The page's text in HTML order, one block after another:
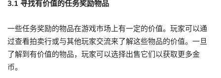
3.1 寻找有价值的任务奖励物品
一些任务奖励的物品在游戏市场上有一定的价值。玩家可以通
过查看拍卖行或与其他玩家交流来了解这些物品的价值。一旦
了解到有价值的物品，玩家可以选择出售它们以获取更多金
币。